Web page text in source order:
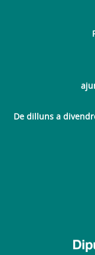
De dilluns a